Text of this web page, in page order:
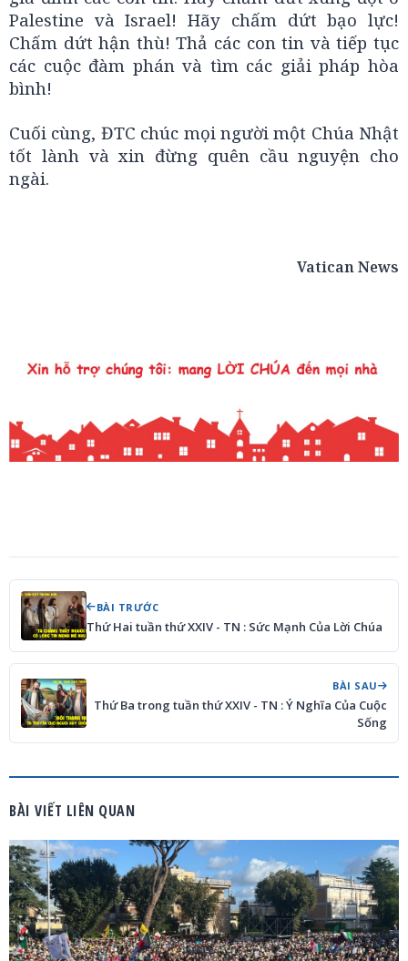
Palestine và Israel! Hãy chấm dứt bạo lực!
Chấm dứt hận thù! Thả các con tin và tiếp tục
các cuộc đàm phán và tìm các giải pháp hòa
bình!
Cuối cùng, ĐTC chúc mọi người một Chúa Nhật
tốt lành và xin đừng quên cầu nguyện cho
ngài.
Vatican News
BÀI TRƯỚC
Thứ Hai tuần thứ XXIV - TN : Sức Mạnh Của Lời Chúa
BÀI SAU
Thứ Ba trong tuần thứ XXIV - TN : Ý Nghĩa Của Cuộc
Sống
BÀI VIẾT LIÊN QUAN